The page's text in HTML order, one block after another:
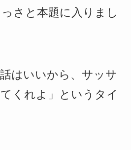
さと本題に入りまし
はいいから、サッサ
くれよ」というタイ